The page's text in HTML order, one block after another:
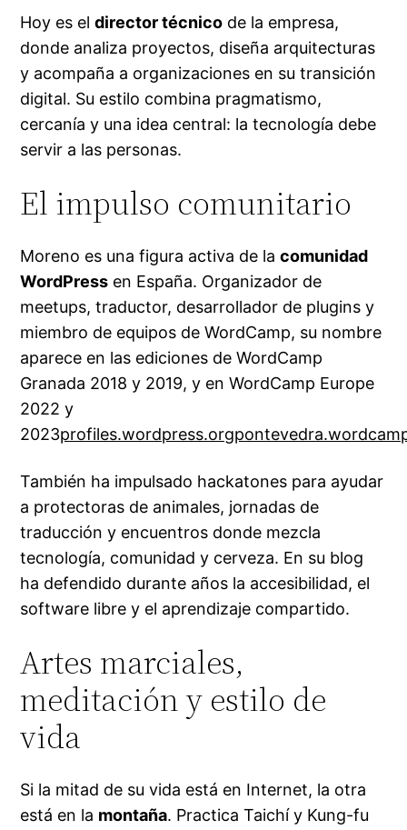
Hoy es eldirector técnico de la empresa,
donde analiza proyectos, diseña arquitecturas
y acompaña a organizaciones en su transición
digital. Su estilo combina pragmatismo,
cercanía y una idea central: la tecnología debe
servir a las personas.
El impulso comunitario
Moreno es una figura activa de lacomunidad
WordPress en España. Organizador de
meetups, traductor, desarrollador de plugins y
miembro de equipos de WordCamp, su nombre
aparece en las ediciones de WordCamp
Granada 2018 y 2019, y en WordCamp Europe
2022 y
2023profiles.wordpress.org
También ha impulsado hackatones para ayudar
a protectoras de animales, jornadas de
traducción y encuentros donde mezcla
tecnología, comunidad y cerveza. En su blog
ha defendido durante años la accesibilidad, el
software libre y el aprendizaje compartido.
Artes marciales,
meditación y estilo de
vida
Si la mitad de su vida está en Internet, la otra
está en la montaña. Practica Taichí y Kung-fu